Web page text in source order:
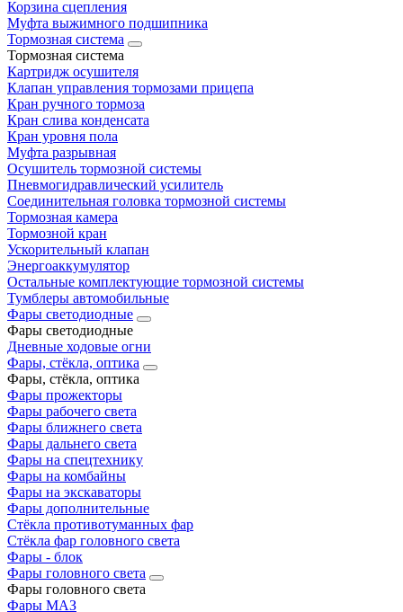
Корзина сцепления
Муфта выжимного подшипника
Тормозная система
Тормозная система
Картридж осушителя
Клапан управления тормозами прицепа
Кран ручного тормоза
Кран слива конденсата
Кран уровня пола
Муфта разрывная
Осушитель тормозной системы
Пневмогидравлический усилитель
Соединительная головка тормозной системы
Тормозная камера
Тормозной кран
Ускорительный клапан
Энергоаккумулятор
Остальные комплектующие тормозной системы
Тумблеры автомобильные
Фары светодиодные
Фары светодиодные
Дневные ходовые огни
Фары, стёкла, оптика
Фары, стёкла, оптика
Фары прожекторы
Фары рабочего света
Фары ближнего света
Фары дальнего света
Фары на спецтехнику
Фары на комбайны
Фары на экскаваторы
Фары дополнительные
Стёкла противотуманных фар
Стёкла фар головного света
Фары - блок
Фары головного света
Фары головного света
Фары МАЗ